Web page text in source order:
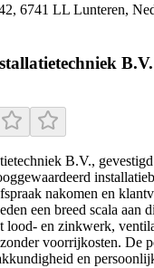
6741 LL Lunteren,
B.V.
B.V.,
nakomen en
een breed scala aan
lood- en zinkwerk,
voorrijkosten. De
en